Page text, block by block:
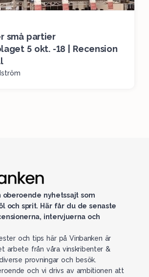
små partier
5 okt. -18 | Recension
oberoende nyhetssajt som
och sprit. Här får du de senaste
intervjuerna och
och tips här på Vinbanken är
arbete från våra vinskribenter &
provningar och besök.
och vi drivs av ambitionen att